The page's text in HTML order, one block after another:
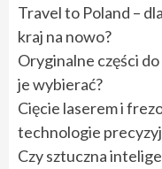
Travel to Poland –
kraj na nowo?
Oryginalne części
je wybierać?
Cięcie laserem i
technologie
Czy sztuczna